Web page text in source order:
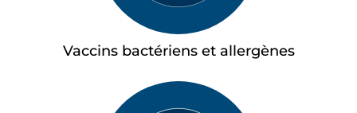
Vaccins bactériens et allergènes